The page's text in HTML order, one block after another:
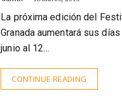
La próxima edición del
Granada aumentará sus
junio al 12…
CONTINUE READING